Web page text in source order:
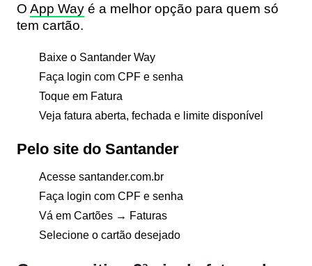
O App Way é a melhor opção para quem só
tem cartão.
Baixe o Santander Way
Faça login com CPF e senha
Toque em Fatura
Veja fatura aberta, fechada e limite disponível
Pelo site do Santander
Acesse santander.com.br
Faça login com CPF e senha
Vá em Cartões → Faturas
Selecione o cartão desejado